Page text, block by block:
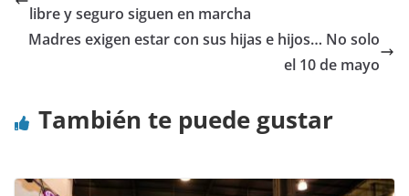
libre y seguro siguen en marcha
Madres exigen estar con sus hijas e hijos… No solo
el 10 de mayo
También te puede gustar